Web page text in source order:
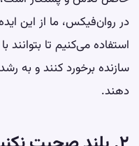
در روان‌فیکس، ما از این
استفاده می‌کنیم تا
سازنده برخورد کنند و به
دهند.